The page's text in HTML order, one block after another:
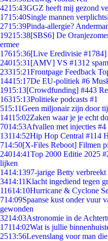
4215:43GGZ heeft mij gezond
1715:40Single mannen
2715:39Pinda-allergie?
19215:38[SBS6] De
ermee
17615:36[Live Eredivisie #1784]
24015:31 [AMV] VS #1312
23315:21Frontpage Feedback
14415:17De EU-politiek #6
1915:13[Crowdfunding] #443
16315:13Politieke podcasts #1
515:11Geen miljonair zijn door
14115:02Zaken waar je je echt
7014:53Afvallen met injecties #4
13114:52Hip Hop Central #114
714:50[X-Files Reboot] Filmen
24014:41Top 2000 Editie 2025
lijken
1414:1397-jarige Betty
3414:11Klacht ingediend tegen
11614:10Hurricane & Cyclone
714:09Spaanse kust onder vuur
gewonden
3214:03Astronomie in de
17114:02Wat is jullie
2513:56Levenslang voor man